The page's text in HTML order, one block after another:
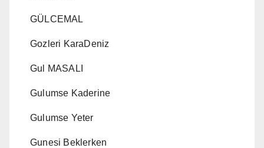
GÜLCEMAL
Gozleri KaraDeniz
Gul MASALI
Gulumse Kaderine
Gulumse Yeter
Gunesi Beklerken